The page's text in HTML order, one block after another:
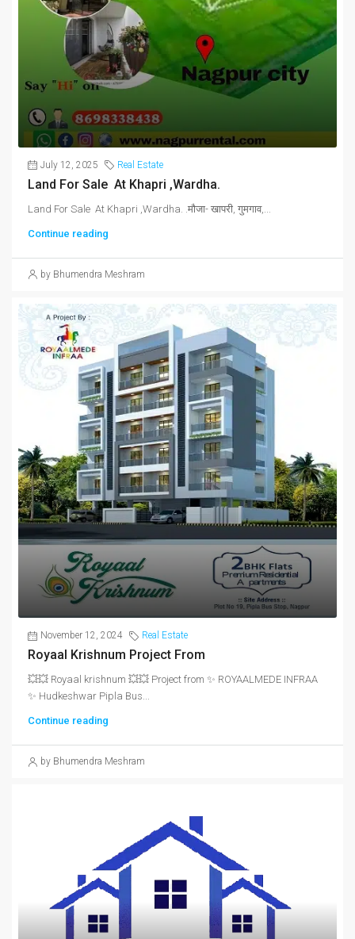
July 12, 2025 Real Estate
Land For Sale At Khapri ,Wardha.
Land For Sale At Khapri ,Wardha. .मौजा- खापरी, गुमगाव,...
Continue reading
by Bhumendra Meshram
November 12, 2024 Real Estate
Royaal Krishnum Project From
💥💥 Royaal krishnum 💥💥 Project from ✨ ROYAALMEDE INFRAA
✨ Hudkeshwar Pipla Bus...
Continue reading
by Bhumendra Meshram